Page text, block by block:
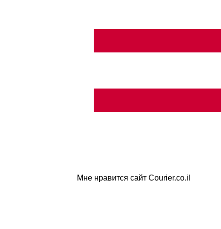
Мне нравится сайт Courier.co.il